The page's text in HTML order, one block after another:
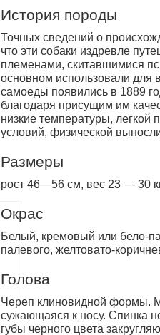
История породы
Точных сведений о
что эти собаки издревле
племенами, скитавшимися
основном использовали для
самоеды появились в 1889
благодаря присущим им
низкие температуры, легкой
условий, физической
Размеры
рост 46—56 см, вес 23 — 30
Окрас
Белый, кремовый или бело-
палевого, желтовато-
Голова
Череп клиновидной формы.
сужающаяся к носу. Спинка
губы черного цвета